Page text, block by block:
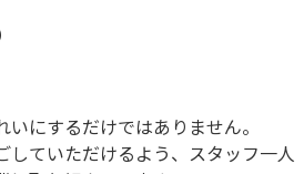
にするだけではありません。
していただけるよう、スタッフ一人